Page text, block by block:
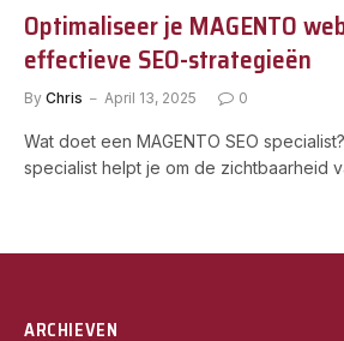
Optimaliseer je MAGENTO
effectieve SEO-strategieën
By Chris April 13, 2025 0
Wat doet een MAGENTO SEO
specialist helpt je om de zichtbaarheid
ARCHIEVEN